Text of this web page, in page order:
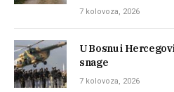
7 kolovoza, 2026
U Bosnu i
snage
7 kolovoza, 2026